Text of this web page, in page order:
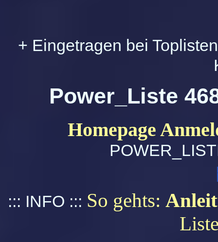
+ Eingetragen bei
Power_Liste
Homepage
::: INFO ::: So gehts: